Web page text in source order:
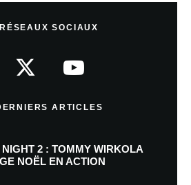
à 9 h 57 min
plu bo et la plu bellle est red mist et
hero surtout itgirl i love you LOVE
à 9 h 59 min
Répondre
SOCIAUX
ARTICLES
2 : TOMMY WIRKOLA
NOËL EN ACTION